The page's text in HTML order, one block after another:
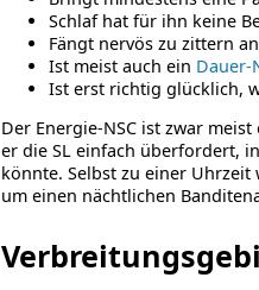
Schlaf hat für ihn keine
Fängt nervös zu zittern
Ist meist auch ein Dauer-
Ist erst richtig glücklich,
Der Energie-NSC ist zwar
er die SL einfach überfordert,
könnte. Selbst zu einer Uhrzeit
um einen nächtlichen